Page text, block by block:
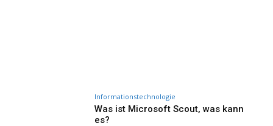
Informationstechnologie
Was ist Microsoft Scout, was kann
es?